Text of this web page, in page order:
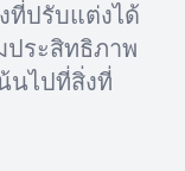
ที่ปรับแต่งได้
ประสิทธิภาพ
นไปที่สิ่งที่